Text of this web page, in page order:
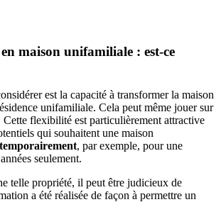
maison unifamiliale : est-ce
est la capacité à transformer la maison
unifamiliale. Cela peut même jouer sur
Cette flexibilité est particulièrement attractive
qui souhaitent une maison
temporairement, par exemple, pour une
seulement.
telle propriété, il peut être judicieux de
a été réalisée de façon à permettre un